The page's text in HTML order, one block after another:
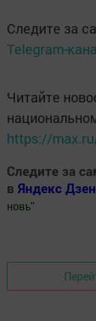
Следите за
Telegram-
Читайте
https://
Следите за
в Яндекс Дзен
новь"